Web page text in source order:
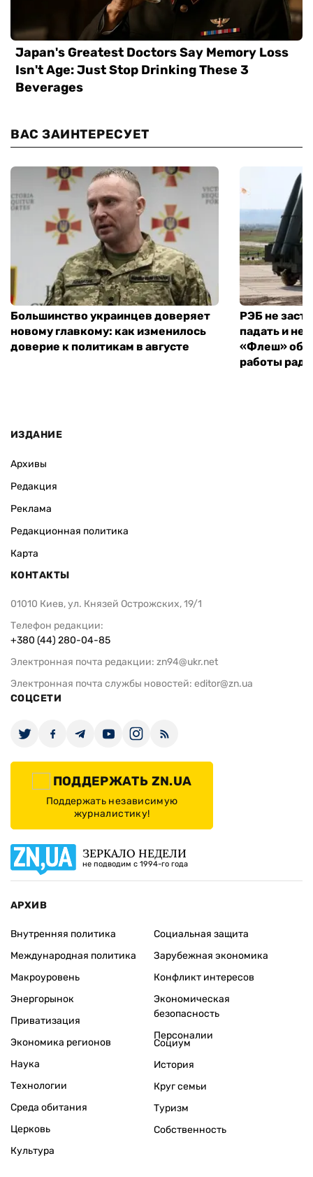
ВАС ЗАИНТЕРЕСУЕТ
Большинство украинцев доверяет
новому главкому: как изменилось
доверие к политикам в августе
РЭБ не
падать и не
«Флеш»
работы
ИЗДАНИЕ
Архивы
Редакция
Реклама
Редакционная политика
Карта
КОНТАКТЫ
01010 Киев, ул. Князей Острожских, 19/1
Телефон редакции:
+380 (44) 280-04-85
Электронная почта редакции: zn94@ukr.net
Электронная почта службы новостей: editor@zn.ua
СОЦСЕТИ
ПОДДЕРЖАТЬ ZN.UA
Поддержать независимую
журналистику!
ЗЕРКАЛО НЕДЕЛИ
не подводим с 1994-го года
АРХИВ
Внутренняя политика
Международная политика
Макроуровень
Энергорынок
Приватизация
Экономика регионов
Социальная защита
Зарубежная экономика
Конфликт интересов
Экономическая
безопасность
Персоналии
Наука
Технологии
Среда обитания
Церковь
Культура
Социум
История
Круг семьи
Туризм
Собственность